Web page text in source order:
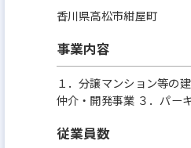
香川県高松市紺屋町
事業内容
１．分譲マンション等の
仲介・開発事業 ３．パー
従業員数